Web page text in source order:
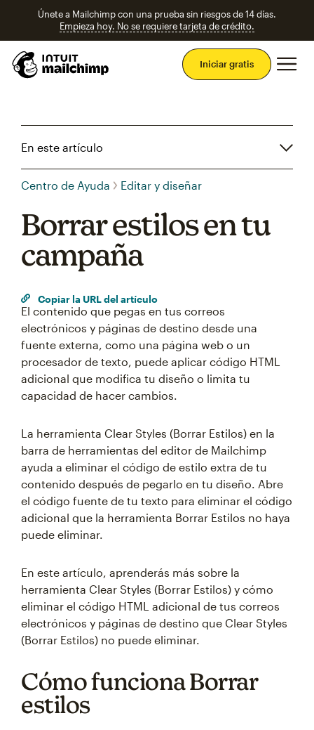
Únete a Mailchimp con una prueba sin riesgos de 14 días.
Empieza hoy. No se requiere tarjeta de crédito.
Iniciar gratis
En este artículo
Centro de Ayuda Editar y diseñar
Borrar estilos en tu
campaña
Copiar la URL del artículo
El contenido que pegas en tus correos
electrónicos y páginas de destino desde una
fuente externa, como una página web o un
procesador de texto, puede aplicar código HTML
adicional que modifica tu diseño o limita tu
capacidad de hacer cambios.
La herramienta Clear Styles (Borrar Estilos) en la
barra de herramientas del editor de Mailchimp
ayuda a eliminar el código de estilo extra de tu
contenido después de pegarlo en tu diseño. Abre
el código fuente de tu texto para eliminar el código
adicional que la herramienta Borrar Estilos no haya
puede eliminar.
En este artículo, aprenderás más sobre la
herramienta Clear Styles (Borrar Estilos) y cómo
eliminar el código HTML adicional de tus correos
electrónicos y páginas de destino que Clear Styles
(Borrar Estilos) no puede eliminar.
Cómo funciona Borrar
estilos